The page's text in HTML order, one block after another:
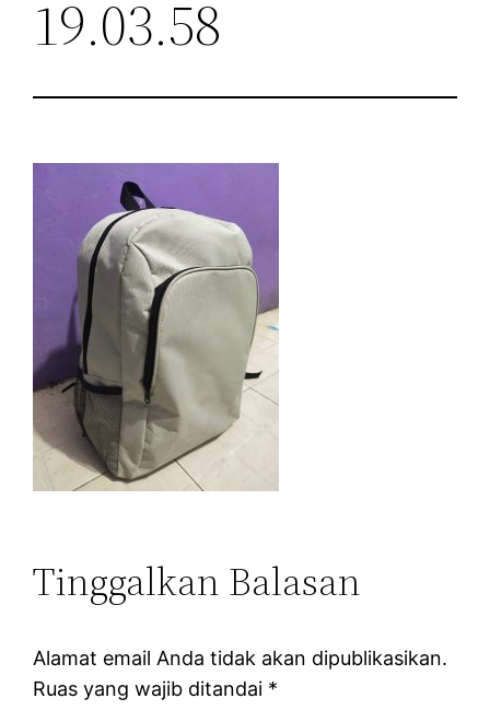
19.03.58
Tinggalkan Balasan
Alamat email Anda tidak akan dipublikasikan.
Ruas yang wajib ditandai *